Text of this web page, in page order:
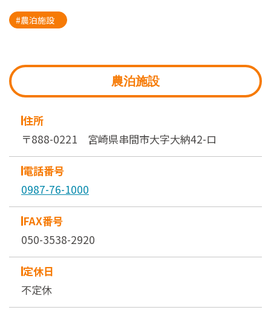
#農泊施設
農泊施設
住所
〒888-0221 宮崎県串間市大字大納42-ロ
電話番号
0987-76-1000
FAX番号
050-3538-2920
定休日
不定休